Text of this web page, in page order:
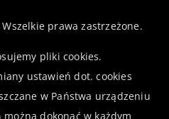
prawa zastrzeżone.
pliki cookies.
ustawień dot. cookies
w Państwa urządzeniu
dokonać w każdym